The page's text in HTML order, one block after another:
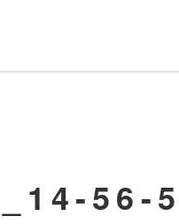
56-